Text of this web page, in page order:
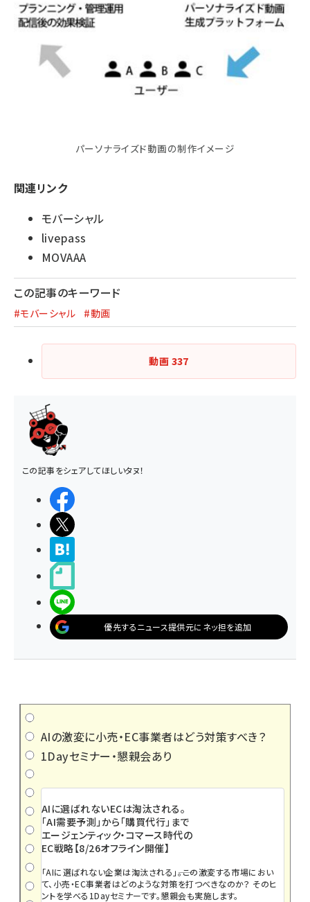
パーソナライズド動画の制作イメージ
関連リンク
モバーシャル
livepass
MOVAAA
この記事のキーワード
#モバーシャル #動画
動画 337
この記事をシェアしてほしいタヌ！
優先するニュース提供元にネッ担を追加
AIの激変に小売・EC事業者はどう対策すべき？
1Dayセミナー・懇親会あり
AIに選ばれないECは淘汰される。
「AI需要予測」から「購買代行」まで
エージェンティック・コマース時代の
EC戦略【8/26オフライン開催】
「AIに選ばれない企業は淘汰される」――。この激変する市場におい
て、小売・EC事業者はどのような対策を打つべきなのか？ そのヒ
ントを学べる1Dayセミナーです。懇親会も実施します。